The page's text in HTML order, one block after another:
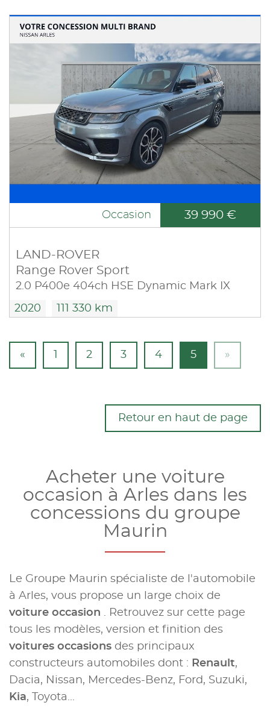
Occasion 39 990 €
LAND-ROVER
Range Rover Sport
2.0 P400e 404ch HSE Dynamic Mark IX
2020 111 330 km
« 2 3 4 5 »
Retour en haut de page
Acheter une voiture
occasion à Arles dans les
concessions du groupe
Maurin
Le Groupe Maurin spécialiste de l'automobile
à Arles, vous propose un large choix de
voiture occasion . Retrouvez sur cette page
tous les modèles, version et finition des
voitures occasions des principaux
constructeurs automobiles dont : Renault,
Dacia, Nissan, Mercedes-Benz, Ford, Suzuki,
Kia, Toyota...